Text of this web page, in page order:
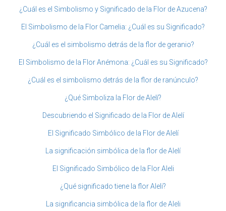
¿Cuál es el Simbolismo y Significado de la Flor de Azucena?
El Simbolismo de la Flor Camelia: ¿Cuál es su Significado?
¿Cuál es el simbolismo detrás de la flor de geranio?
El Simbolismo de la Flor Anémona: ¿Cuál es su Significado?
¿Cuál es el simbolismo detrás de la flor de ranúnculo?
¿Qué Simboliza la Flor de Alelí?
Descubriendo el Significado de la Flor de Alelí
El Significado Simbólico de la Flor de Alelí
La significación simbólica de la flor de Alelí
El Significado Simbólico de la Flor Aleli
¿Qué significado tiene la flor Aleli?
La significancia simbólica de la flor de Aleli